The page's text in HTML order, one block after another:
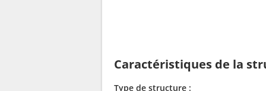
Caractéristiques de la
Type de structure :